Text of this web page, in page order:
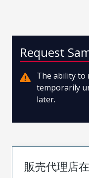
Request
The ability to
temporarily
later.
販売代理店